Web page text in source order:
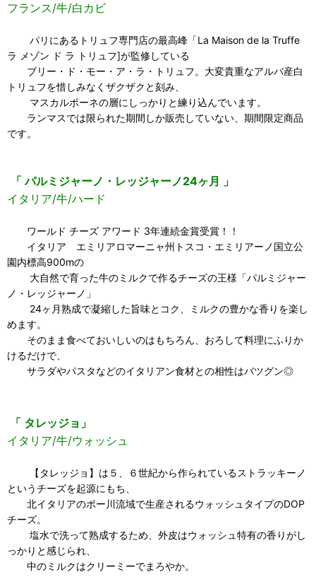
フランス/牛/白カビ
パリにあるトリュフ専門店の最高峰「La Maison de la Truffe
ラ メゾン ド ラ トリュフ]が監修している
ブリー・ド・モー・ア・ラ・トリュフ。大変貴重なアルバ産白
トリュフを惜しみなくザクザクと刻み、
マスカルポーネの層にしっかりと練り込んでいます。
ランマスでは限られた期間しか販売していない、期間限定商品
です。
「 パルミジャーノ・レッジャーノ24ヶ月 」
イタリア/牛/ハード
ワールド チーズ アワード 3年連続金賞受賞！！
イタリア エミリアロマーニャ州トスコ・エミリアーノ国立公
園内標高900mの
大自然で育った牛のミルクで作るチーズの王様「パルミジャー
ノ・レッジャーノ」
24ヶ月熟成で凝縮した旨味とコク、ミルクの豊かな香りを楽し
めます。
そのまま食べておいしいのはもちろん、おろして料理にふりか
けるだけで、
サラダやパスタなどのイタリアン食材との相性はバツグン◎
「 タレッジョ」
イタリア/牛/ウォッシュ
【タレッジョ】は５、６世紀から作られているストラッキーノ
というチーズを起源にもち、
北イタリアのポー川流域で生産されるウォッシュタイプのDOP
チーズ。
塩水で洗って熟成するため、外皮はウォッシュ特有の香りがし
っかりと感じられ、
中のミルクはクリーミーでまろやか。